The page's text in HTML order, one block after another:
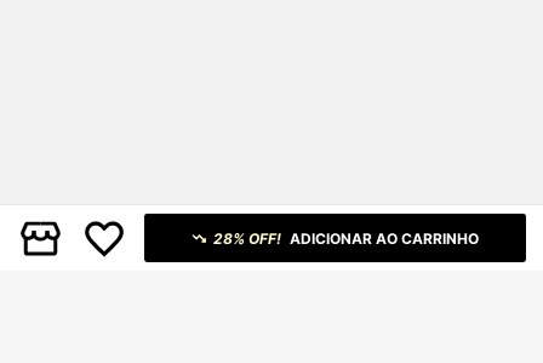
28% OFF! ADICIONAR AO CARRINHO